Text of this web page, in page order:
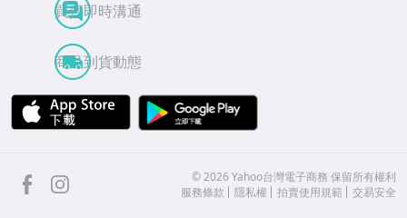
買賣即時溝通
商品到貨動態
APP Store
facebook ©2026 Yahoo台灣電子商務 保留所有權利
服務條款
隱私權 拍賣使用規範 交易安全